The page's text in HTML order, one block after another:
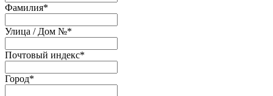
Фамилия*
Улица / Дом №*
Почтовый индекс*
Город*